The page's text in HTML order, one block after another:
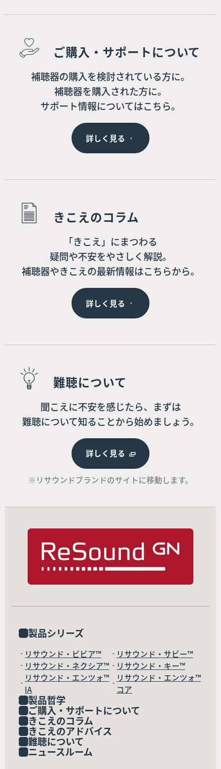
ご購入・サポートについて
補聴器の購入を検討されている方に。
補聴器を購入された方に。
サポート情報についてはこちら。
詳しく見る
きこえのコラム
「きこえ」にまつわる
疑問や不安をやさしく解説。
補聴器やきこえの最新情報はこちらから。
詳しく見る
難聴について
聞こえに不安を感じたら、まずは
難聴について知ることから始めましょう。
詳しく見る
※リサウンドブランドのサイトに移動します。
製品シリーズ
リサウンド・ビビア™
リサウンド・サビー™
リサウンド・ネクシア™
リサウンド・キー™
リサウンド・エンツォ™
IA
リサウンド・エンツォ™
コア
製品哲学
ご購入・サポートについて
きこえのコラム
きこえのアドバイス
難聴について
ニュースルーム